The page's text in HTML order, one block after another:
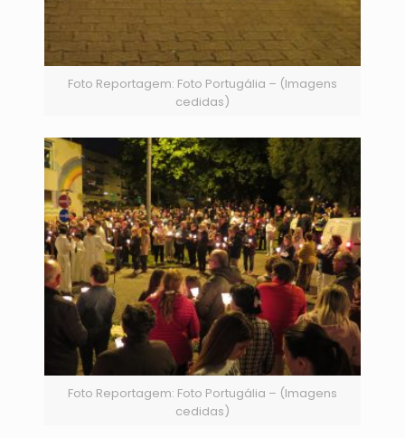
Foto Reportagem: Foto Portugália – (Imagens
cedidas)
Foto Reportagem: Foto Portugália – (Imagens
cedidas)